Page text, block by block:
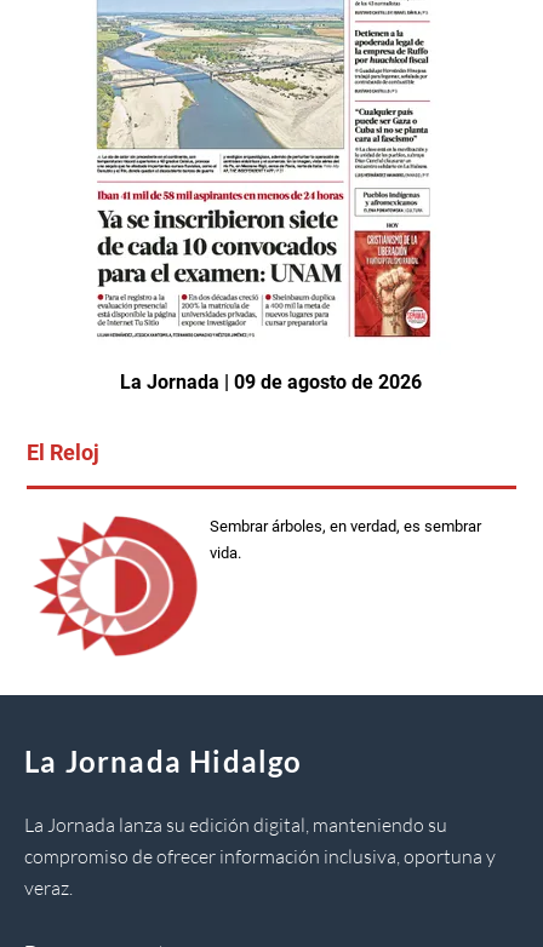
La Jornada | 09 de agosto de 2026
El Reloj
Sembrar árboles, en verdad, es sembrar
vida.
La Jornada Hidalgo
La Jornada lanza su edición digital, manteniendo su
compromiso de ofrecer información inclusiva, oportuna y
veraz.